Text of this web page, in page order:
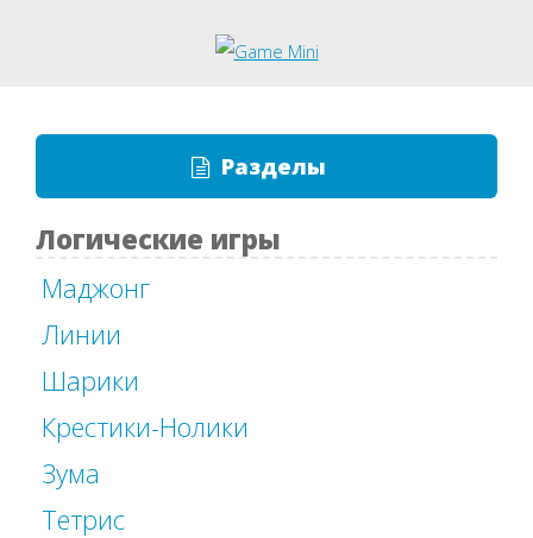
Разделы
Логические игры
Маджонг
Линии
Шарики
Крестики-Нолики
Зума
Тетрис